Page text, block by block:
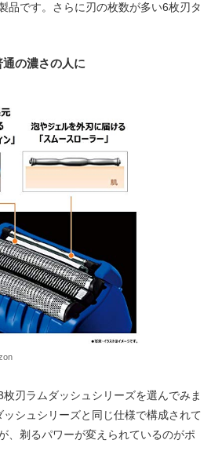
品です。さらに刃の枚数が多い6枚刃タ
の濃さの人に
刃ラムダッシュシリーズを選んでみま
シュシリーズと同じ仕様で構成されて
、剃るパワーが変えられているのがポ